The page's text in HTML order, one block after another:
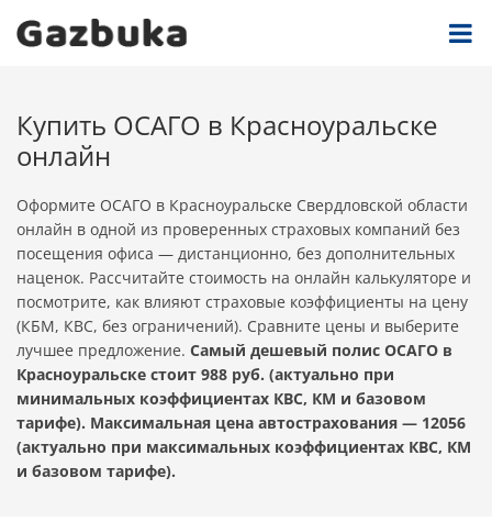
Купить ОСАГО в Красноуральске
онлайн
Оформите ОСАГО в Красноуральске Свердловской области
онлайн в одной из проверенных страховых компаний без
посещения офиса — дистанционно, без дополнительных
наценок. Рассчитайте стоимость на онлайн калькуляторе и
посмотрите, как влияют страховые коэффициенты на цену
(КБМ, КВС, без ограничений). Сравните цены и выберите
лучшее предложение. Самый дешевый полис ОСАГО в
Красноуральске стоит 988 руб. (актуально при
минимальных коэффициентах КВС, КМ и базовом
тарифе). Максимальная цена автострахования — 12056
(актуально при максимальных коэффициентах КВС, КМ
и базовом тарифе).